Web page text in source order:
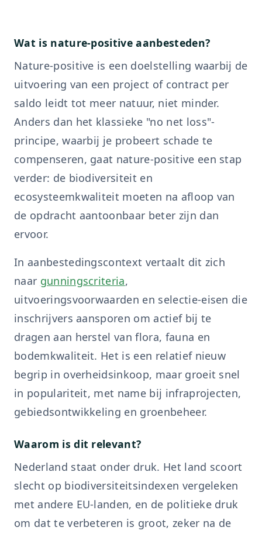
Wat is nature-positive aanbesteden?
Nature-positive is een doelstelling waarbij de
uitvoering van een project of contract per
saldo leidt tot meer natuur, niet minder.
Anders dan het klassieke "no net loss"-
principe, waarbij je probeert schade te
compenseren, gaat nature-positive een stap
verder: de biodiversiteit en
ecosysteemkwaliteit moeten na afloop van
de opdracht aantoonbaar beter zijn dan
ervoor.
In aanbestedingscontext vertaalt dit zich
naar gunningscriteria,
uitvoeringsvoorwaarden en selectie-eisen die
inschrijvers aansporen om actief bij te
dragen aan herstel van flora, fauna en
bodemkwaliteit. Het is een relatief nieuw
begrip in overheidsinkoop, maar groeit snel
in populariteit, met name bij infraprojecten,
gebiedsontwikkeling en groenbeheer.
Waarom is dit relevant?
Nederland staat onder druk. Het land scoort
slecht op biodiversiteitsindexen vergeleken
met andere EU-landen, en de politieke druk
om dat te verbeteren is groot, zeker na de